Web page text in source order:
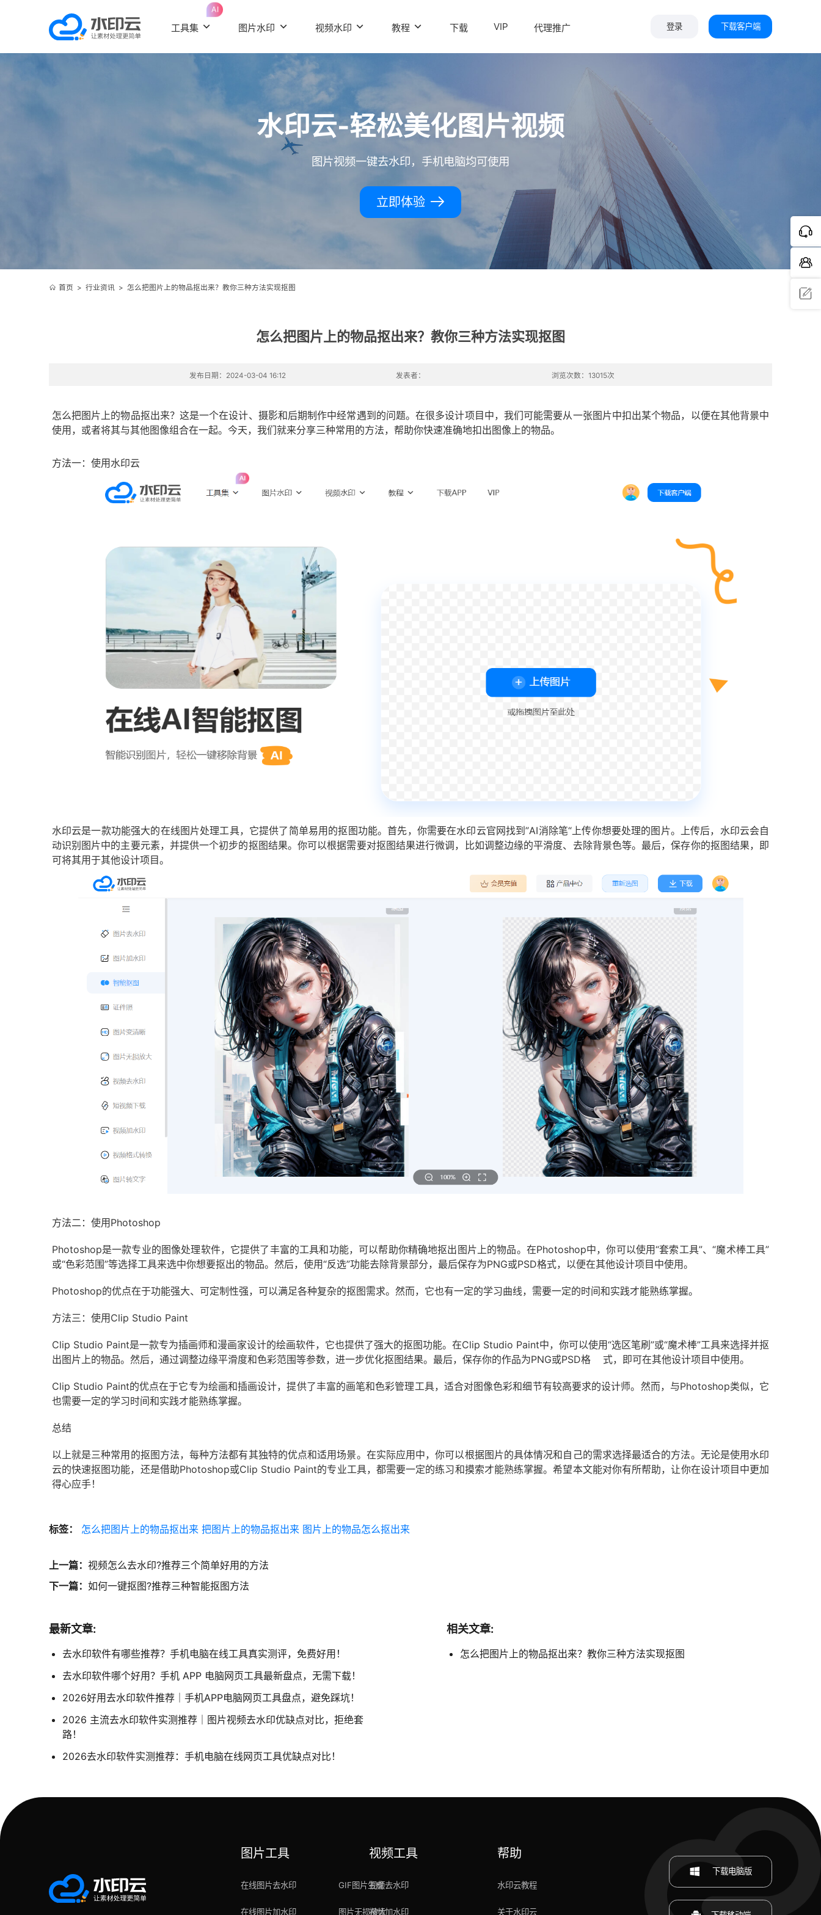
工具集
AI
图片水印 视频水印 教程 下载 VIP 代理推广 登录 下载客户端
水印云-轻松美化图片视频
图片视频一键去水印，手机电脑均可使用
立即体验
首页 > 行业资讯> 怎么把图片上的物品抠出来？教你三种方法实现抠图
怎么把图片上的物品抠出来？教你三种方法实现抠图
发布日期：2024-03-04 16:12 发表者： 浏览次数：13015次
怎么把图片上的物品抠出来？这是一个在设计、摄影和后期制作中经常遇到的问题。在很多设计项目中，我们可能需要从一张图片中扣出某个物品，以便在其他背景中
使用，或者将其与其他图像组合在一起。今天，我们就来分享三种常用的方法，帮助你快速准确地扣出图像上的物品。
方法一：使用水印云
水印云是一款功能强大的在线图片处理工具，它提供了简单易用的抠图功能。首先，你需要在水印云官网找到”AI消除笔“上传你想要处理的图片。上传后，水印云会自
动识别图片中的主要元素，并提供一个初步的抠图结果。你可以根据需要对抠图结果进行微调，比如调整边缘的平滑度、去除背景色等。最后，保存你的抠图结果，即
可将其用于其他设计项目。
方法二：使用Photoshop
Photoshop是一款专业的图像处理软件，它提供了丰富的工具和功能，可以帮助你精确地抠出图片上的物品。在Photoshop中，你可以使用“套索工具”、“魔术棒工具”
或“色彩范围”等选择工具来选中你想要抠出的物品。然后，使用“反选”功能去除背景部分，最后保存为PNG或PSD格式，以便在其他设计项目中使用。
Photoshop的优点在于功能强大、可定制性强，可以满足各种复杂的抠图需求。然而，它也有一定的学习曲线，需要一定的时间和实践才能熟练掌握。
方法三：使用Clip Studio Paint
Clip Studio Paint是一款专为插画师和漫画家设计的绘画软件，它也提供了强大的抠图功能。在Clip Studio Paint中，你可以使用“选区笔刷”或“魔术棒”工具来选择并抠
出图片上的物品。然后，通过调整边缘平滑度和色彩范围等参数，进一步优化抠图结果。最后，保存你的作品为PNG或PSD格 式，即可在其他设计项目中使用。
Clip Studio Paint的优点在于它专为绘画和插画设计，提供了丰富的画笔和色彩管理工具，适合对图像色彩和细节有较高要求的设计师。然而，与Photoshop类似，它
也需要一定的学习时间和实践才能熟练掌握。
总结
以上就是三种常用的抠图方法，每种方法都有其独特的优点和适用场景。在实际应用中，你可以根据图片的具体情况和自己的需求选择最适合的方法。无论是使用水印
云的快速抠图功能，还是借助Photoshop或Clip Studio Paint的专业工具，都需要一定的练习和摸索才能熟练掌握。希望本文能对你有所帮助，让你在设计项目中更加
得心应手！
标签： 怎么把图片上的物品抠出来 把图片上的物品抠出来 图片上的物品怎么抠出来
上一篇： 视频怎么去水印?推荐三个简单好用的方法
下一篇： 如何一键抠图?推荐三种智能抠图方法
最新文章:
去水印软件有哪些推荐？手机电脑在线工具真实测评，免费好用！
去水印软件哪个好用？手机 APP 电脑网页工具最新盘点，无需下载！
2026好用去水印软件推荐｜手机APP电脑网页工具盘点，避免踩坑！
2026 主流去水印软件实测推荐｜图片视频去水印优缺点对比，拒绝套
路！
2026去水印软件实测推荐：手机电脑在线网页工具优缺点对比！
相关文章:
怎么把图片上的物品抠出来？教你三种方法实现抠图
图片工具
在线图片去水印
在线图片加水印
GIF图片生成
图片无损放大
视频工具
视频去水印
视频加水印
帮助
水印云教程
关于水印云
下载电脑版